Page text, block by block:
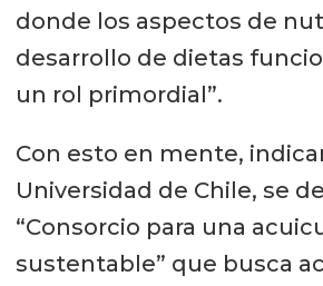
donde los aspectos de
desarrollo de dietas
un rol primordial”.
Con esto en mente,
Universidad de Chile, se
“Consorcio para una
sustentable” que busca